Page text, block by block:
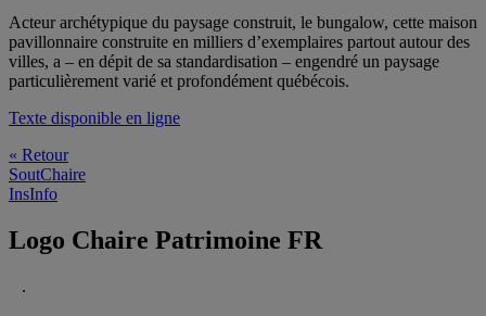
Acteur archétypique du paysage construit, le bungalow, cette maison
pavillonnaire construite en milliers d’exemplaires partout autour des
villes, a – en dépit de sa standardisation – engendré un paysage
particulièrement varié et profondément québécois.
Texte disponible en ligne
« Retour
SoutChaire
InsInfo
Logo Chaire Patrimoine FR
.